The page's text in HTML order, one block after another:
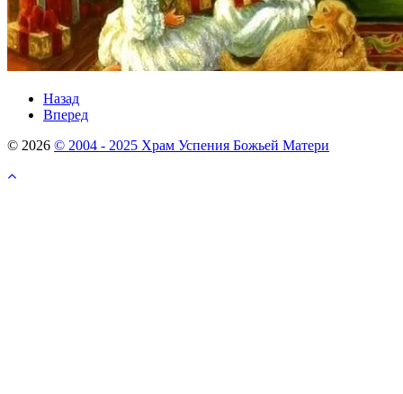
Назад
Вперед
© 2026 © 2004 - 2025 Храм Успения Божьей Матери